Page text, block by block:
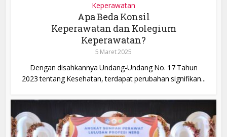
Keperawatan
Apa Beda Konsil
Keperawatan dan Kolegium
Keperawatan?
5 Maret 2025
Dengan disahkannya Undang-Undang No. 17 Tahun
2023 tentang Kesehatan, terdapat perubahan signifikan...